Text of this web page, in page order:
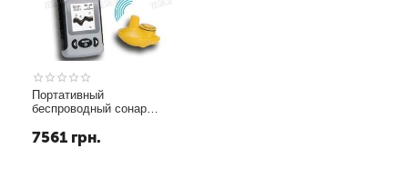
Портативный
беспроводный сонар
поиска рыбы (модель FF-
200 wireless)
7561 грн.